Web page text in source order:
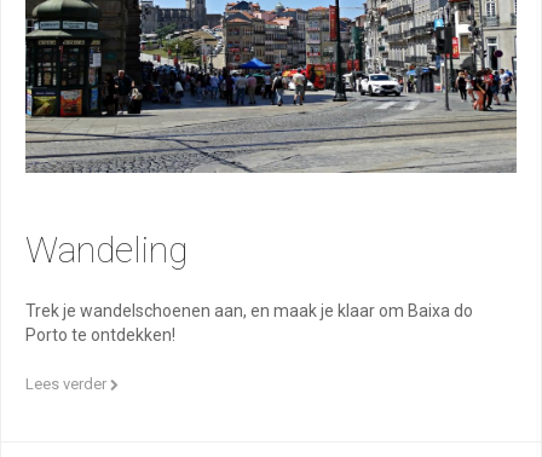
Wandeling
Trek je wandelschoenen aan, en maak je klaar om Baixa do
Porto te ontdekken!
Lees verder